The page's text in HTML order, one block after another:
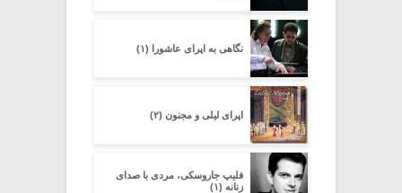
نگاهی به اپرای عاشورا (۱)
اپرای لیلی و مجنون (۲)
فلیپ جاروسکی، مردی با صدای
زنانه (۱)